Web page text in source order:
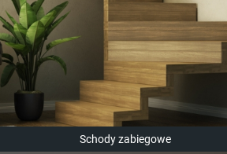
Schody zabiegowe